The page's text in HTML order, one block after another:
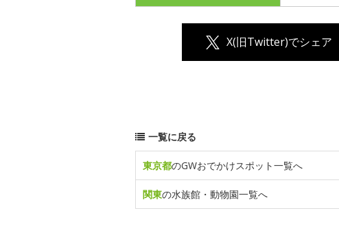
X(旧Twitter)でシェア
一覧に戻る
東京都のGWおでかけスポット一覧へ
関東の水族館・動物園一覧へ